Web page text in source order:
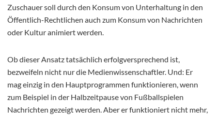
Zuschauer soll durch den Konsum von Unterhaltung in den
Öffentlich-Rechtlichen auch zum Konsum von Nachrichten
oder Kultur animiert werden.
Ob dieser Ansatz tatsächlich erfolgversprechend ist,
bezweifeln nicht nur die Medienwissenschaftler. Und: Er
mag einzig in den Hauptprogrammen funktionieren, wenn
zum Beispiel in der Halbzeitpause von Fußballspielen
Nachrichten gezeigt werden. Aber er funktioniert nicht mehr,